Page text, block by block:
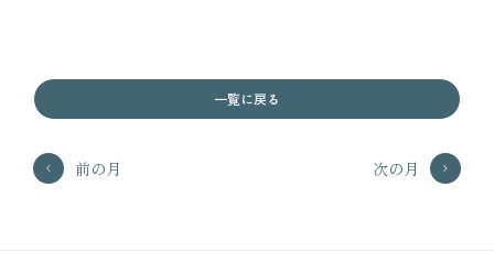
前の月
一覧に戻る
次の月